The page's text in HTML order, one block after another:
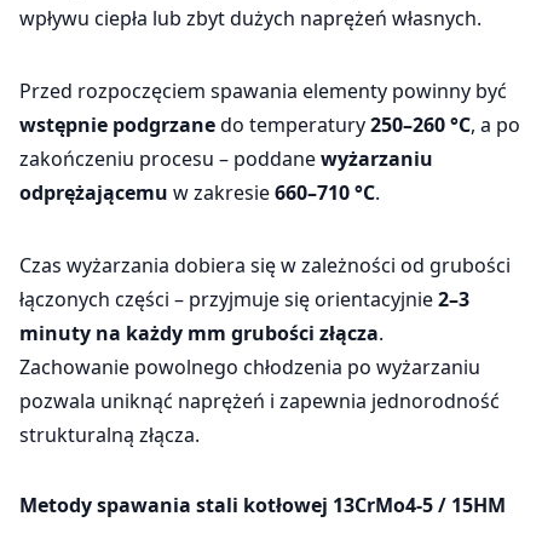
wpływu ciepła lub zbyt dużych naprężeń własnych.
Przed rozpoczęciem spawania elementy powinny być
wstępnie podgrzanedo temperatury250–260 °C, a po
zakończeniu procesu – poddanewyżarzaniu
odprężającemu w zakresie660–710 °C.
Czas wyżarzania dobiera się w zależności od grubości
łączonych części – przyjmuje się orientacyjnie2–3
minuty na każdy mm grubości złącza.
Zachowanie powolnego chłodzenia po wyżarzaniu
pozwala uniknąć naprężeń i zapewnia jednorodność
strukturalną złącza.
Metody spawania stali kotłowej 13CrMo4-5 / 15HM